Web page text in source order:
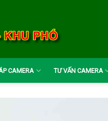
CAMERA TƯ VẤN CAMERA